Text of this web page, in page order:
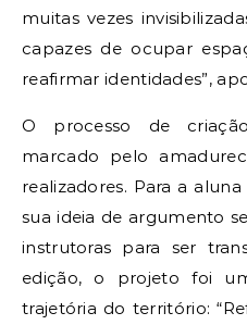
muitas vezes
capazes de ocupar
reafirmar identidades”,
O processo de
marcado pelo
realizadores. Para a
sua ideia de argumento
instrutoras para ser
edição, o projeto foi
trajetória do território: